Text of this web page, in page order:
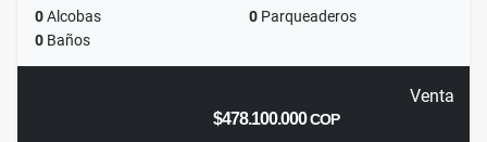
0Alcobas 0 Parqueaderos
0 Baños
Venta
$478.100.000COP